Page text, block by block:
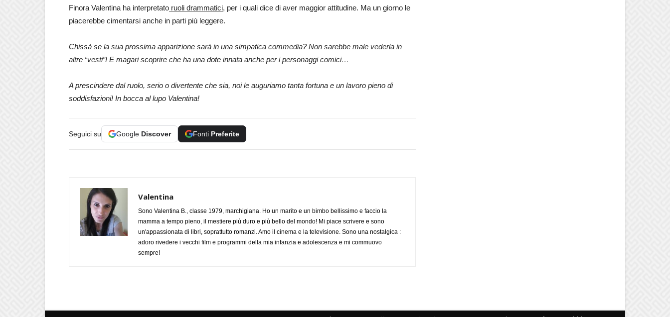
Finora Valentina ha interpretato ruoli drammatici, per i quali dice di aver maggior attitudine. Ma un giorno le
piacerebbe cimentarsi anche in parti più leggere.
Chissà se la sua prossima apparizione sarà in una simpatica commedia? Non sarebbe male vederla in
altre “vesti”! E magari scoprire che ha una dote innata anche per i personaggi comici…
A prescindere dal ruolo, serio o divertente che sia, noi le auguriamo tanta fortuna e un lavoro pieno di
soddisfazioni! In bocca al lupo Valentina!
Seguici su Google Discover Fonti Preferite
Valentina
Sono Valentina B., classe 1979, marchigiana. Ho un marito e un bimbo bellissimo e faccio la
mamma a tempo pieno, il mestiere più duro e più bello del mondo! Mi piace scrivere e sono
un'appassionata di libri, soprattutto romanzi. Amo il cinema e la televisione. Sono una nostalgica :
adoro rivedere i vecchi film e programmi della mia infanzia e adolescenza e mi commuovo
sempre!